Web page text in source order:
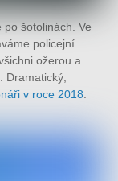
šotolinách. Ve
policejní
ožerou a
Dramatický,
v roce 2018